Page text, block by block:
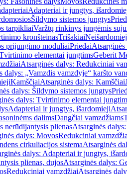
Adapteriai ir jungtys,
Šildymo sistemos jungtys
tarpikliaiVaržtų rinkinys jungėmis
kronšteinasTrišakiai
prijungimo moduliaiPriedai
elementai jungtimsGeberit
Atsarginės dalys: Redukciniai
dalys: „Vamzdis vamzdyje“ karšto
KamščiaiAtsarginės dalys: Kamščiai
dalys: Šildymo sistemos jungtys
dalys: Tvirtinimo elementai
Adapteriai ir jungtys, išardomieji
dalimsDangčiai vamzdžiams
nerūdijantysis plienasAtsarginės
dalys: MovosRedukciniai
cirkuliacijos sistemaAtsarginės
dalys: Adapteriai ir jungtys,
plienas, dujosAtsarginės dalys:
Redukciniai vamzdžiaiAtsarginės